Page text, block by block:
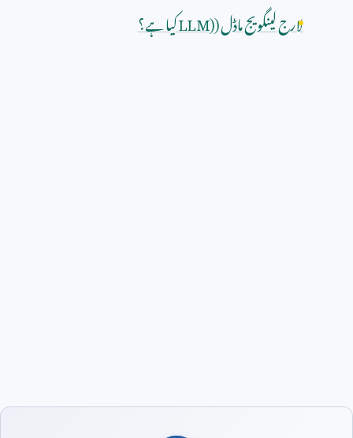
لارج لینگویج ماڈل (LLM)کیا ہے؟